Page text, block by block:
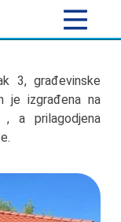
3, građevinske
je izgrađena na
a prilagodjena